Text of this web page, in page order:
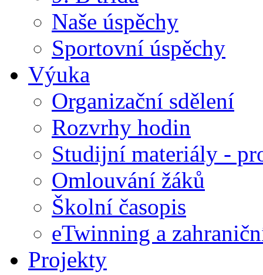
Naše úspěchy
Sportovní úspěchy
Výuka
Organizační sdělení
Rozvrhy hodin
Studijní materiály -
Omlouvání žáků
Školní časopis
eTwinning a
Projekty